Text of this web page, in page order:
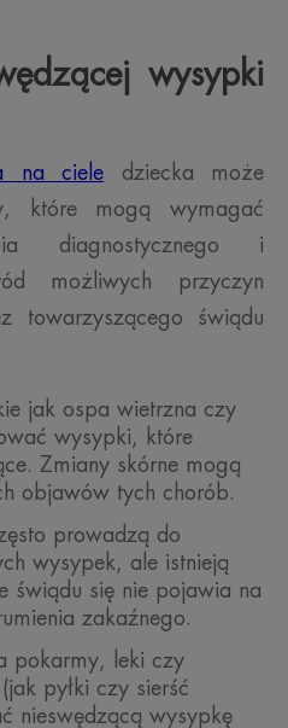
wysypki
na ciele dziecka może
które mogą wymagać
diagnostycznego i
możliwych przyczyn
towarzyszącego świądu
jak ospa wietrzna czy
wysypki, które
Zmiany skórne mogą
objawów tych chorób.
prowadzą do
wysypek, ale istnieją
świądu się nie pojawia na
zakaźnego.
pokarmy, leki czy
pyłki czy sierść
nieswędzącą wysypkę